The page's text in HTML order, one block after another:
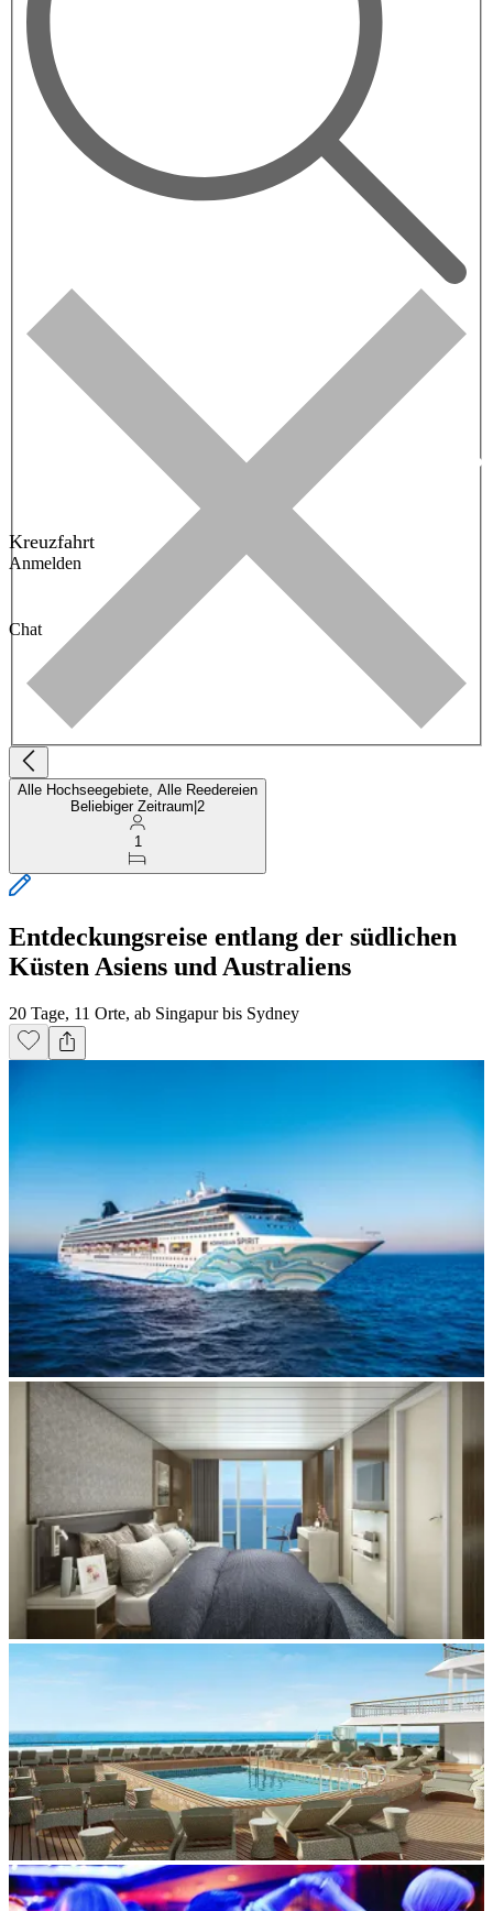
Kreuzfahrt
Anmelden
Chat
Alle Hochseegebiete, Alle Reedereien
Beliebiger Zeitraum 2
1
Entdeckungsreise entlang der südlichen
Küsten Asiens und Australiens
20 Tage, 11 Orte, ab Singapur bis Sydney